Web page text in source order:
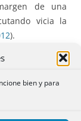
bien y para
de una
vicia la
).
analizadas
que